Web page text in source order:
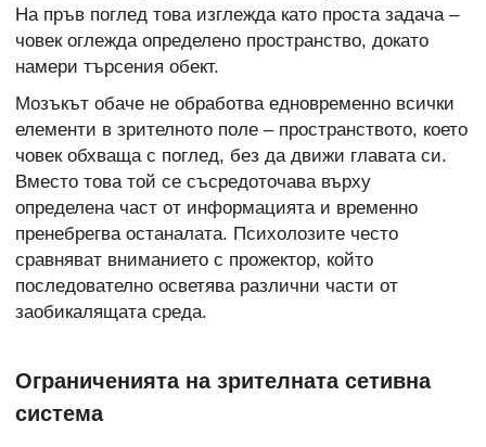
На пръв поглед това изглежда като проста задача –
човек оглежда определено пространство, докато
намери търсения обект.
Мозъкът обаче не обработва едновременно всички
елементи в зрителното поле – пространството, което
човек обхваща с поглед, без да движи главата си.
Вместо това той се съсредоточава върху
определена част от информацията и временно
пренебрегва останалата. Психолозите често
сравняват вниманието с прожектор, който
последователно осветява различни части от
заобикалящата среда.
Ограниченията на зрителната сетивна
система